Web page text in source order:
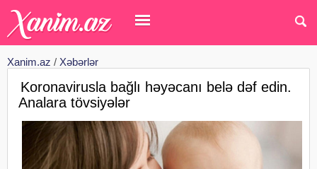
Xanim.az / Xəbərlər
Koronavirusla bağlı həyəcanı belə dəf edin.
Analara tövsiyələr